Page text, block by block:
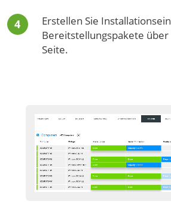
Erstellen Sie
Bereitstellungspakete über
Seite.